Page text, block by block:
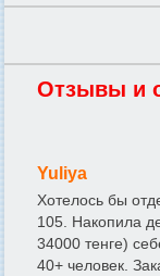
Отзывы и
Yuliya
Хотелось бы
105. Накопила
34000 тенге)
40+ человек.